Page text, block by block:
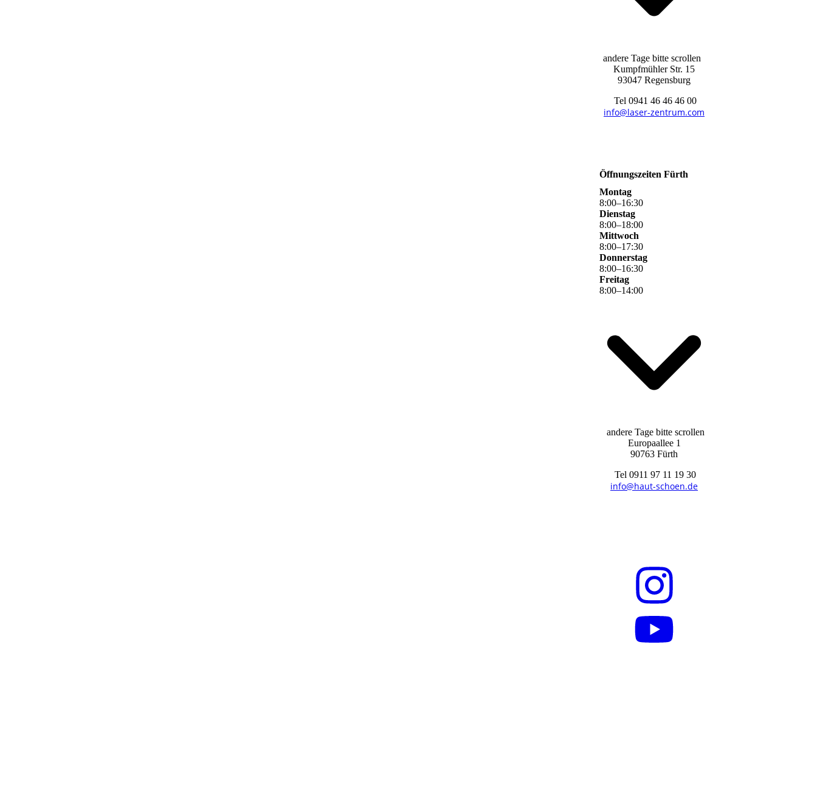
andere Tage bitte scrollen
Kumpfmühler Str. 15
93047 Regensburg
Tel 0941 46 46 46 00
info@laser-zentrum.com
Öffnungszeiten Fürth
Montag
8:00–16:30
Dienstag
8:00–18:00
Mittwoch
8:00–17:30
Donnerstag
8:00–16:30
Freitag
8:00–14:00
andere Tage bitte scrollen
Europaallee 1
90763 Fürth
Tel 0911 97 11 19 30
info@haut-schoen.de